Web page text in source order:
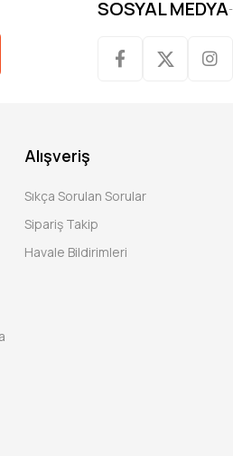
SOSYAL MEDYA
Alışveriş
Sıkça Sorulan Sorular
Sipariş Takip
Havale Bildirimleri